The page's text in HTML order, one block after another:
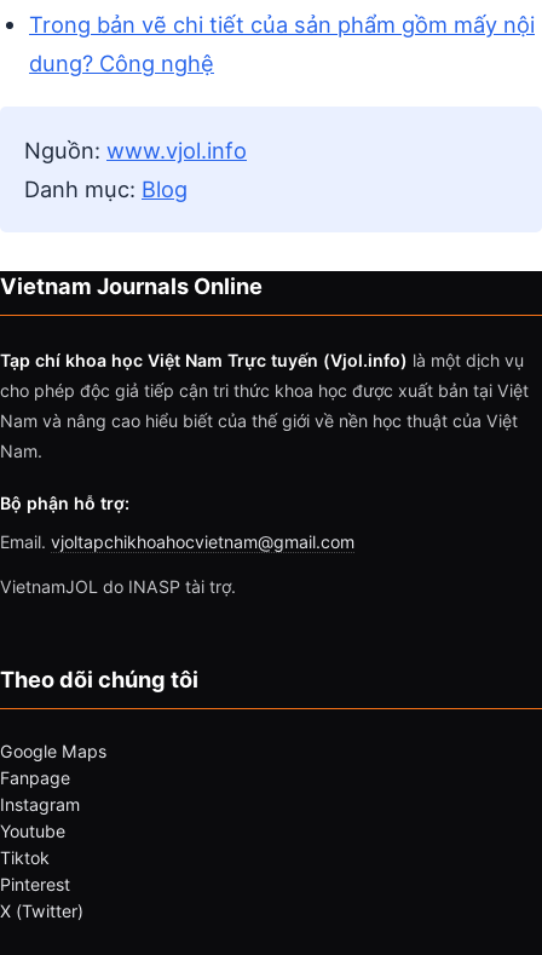
Trong bản vẽ chi tiết của sản phẩm gồm mấy nội
dung? Công nghệ
Nguồn: www.vjol.info
Danh mục: Blog
Vietnam Journals Online
Tạp chí khoa học Việt Nam Trực tuyến (Vjol.info) là một dịch vụ
cho phép độc giả tiếp cận tri thức khoa học được xuất bản tại Việt
Nam và nâng cao hiểu biết của thế giới về nền học thuật của Việt
Nam.
Bộ phận hỗ trợ:
Email. vjoltapchikhoahocvietnam@gmail.com
VietnamJOL do INASP tài trợ.
Theo dõi chúng tôi
Google Maps
Fanpage
Instagram
Youtube
Tiktok
Pinterest
X (Twitter)